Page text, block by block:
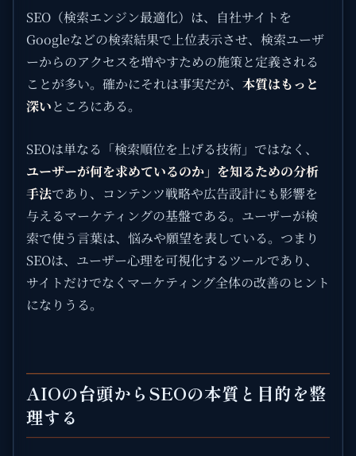
SEO（検索エンジン最適化）は、自社サイトを
Googleなどの検索結果で上位表示させ、検索ユーザ
ーからのアクセスを増やすための施策と定義される
ことが多い。確かにそれは事実だが、 本質はもっと
深いところにある。
SEOは単なる「検索順位を上げる技術」ではなく、
ユーザーが何を求めているのか」を知るための分析
手法であり、コンテンツ戦略や広告設計にも影響を
与えるマーケティングの基盤である。ユーザーが検
索で使う言葉は、悩みや願望を表している。つまり
SEOは、ユーザー心理を可視化するツールであり、
サイトだけでなくマーケティング全体の改善のヒント
になりうる。
AIOの台頭からSEOの本質と目的を整
理する